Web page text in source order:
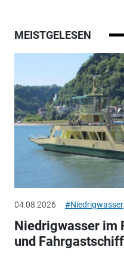
MEISTGELESEN
04.08.2026 #Niedrigwasser
Niedrigwasser im
und